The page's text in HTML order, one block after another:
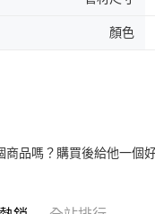
顏色
商品嗎？購買後給他一個